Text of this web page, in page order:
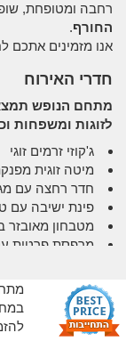
רחבה ומטופחת,
החורף.
אנו מזמינים אתכם
חדרי האירוח
לזוגות ומשפחות
ג'קוזי זרמים זוגי
מיטה זוגית
חדר רחצה עם
פינת ישיבה עם
מטבחון מאובזר
מרפסת פרטית
חצר משותפת
בריכה גדולה